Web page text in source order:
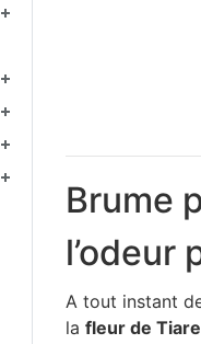
Brume
l’odeur
A tout instant
la fleur de